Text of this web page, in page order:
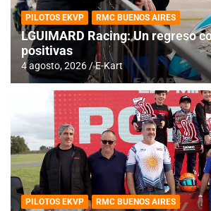
PILOTOS EKVP RMC BUENOS AIRES
LGUIMARD Racing: Un regreso
positivas
4 agosto, 2026 E-Kart
PILOTOS EKVP RMC BUENOS AIRES